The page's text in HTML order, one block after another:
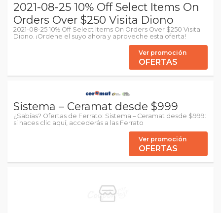
2021-08-25 10% Off Select Items On
Orders Over $250 Visita Diono
2021-08-25 10% Off Select Items On Orders Over $250 Visita
Diono. ¡Ordene el suyo ahora y aproveche esta oferta!
Ver promoción
OFERTAS
Sistema – Ceramat desde $999
¿Sabías? Ofertas de Ferrato: Sistema – Ceramat desde $999:
si haces clic aquí, accederás a las Ferrato
Ver promoción
OFERTAS